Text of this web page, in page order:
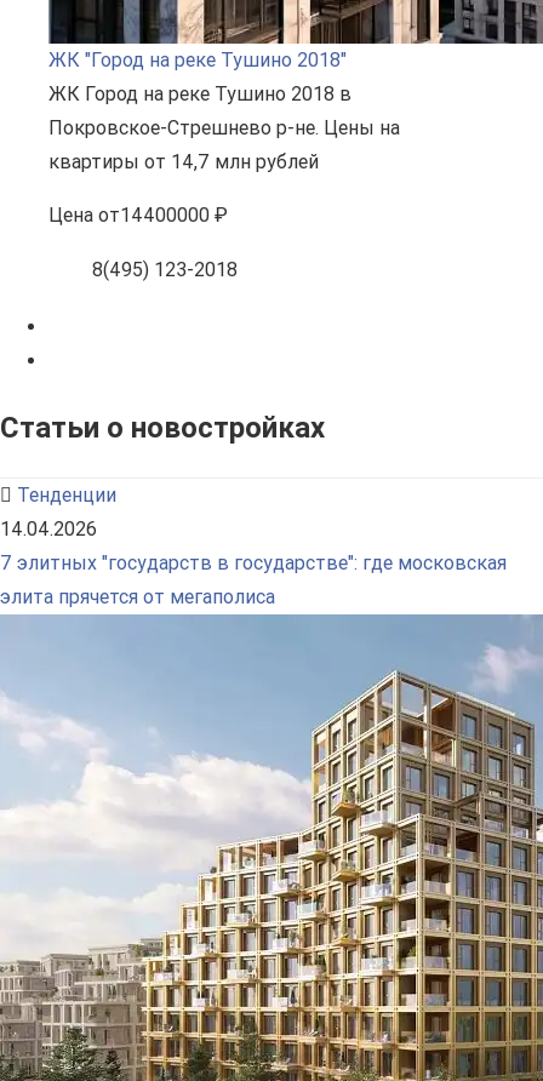
ЖК "Город на реке Тушино 2018"
ЖК Город на реке Тушино 2018 в
Покровское-Стрешнево р-не. Цены на
квартиры от 14,7 млн рублей
Цена от14400000 ₽
8(495) 123-2018
Статьи о новостройках
Тенденции
14.04.2026
7 элитных "государств в государстве": где московская
элита прячется от мегаполиса